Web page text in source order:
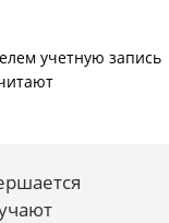
учетную запись